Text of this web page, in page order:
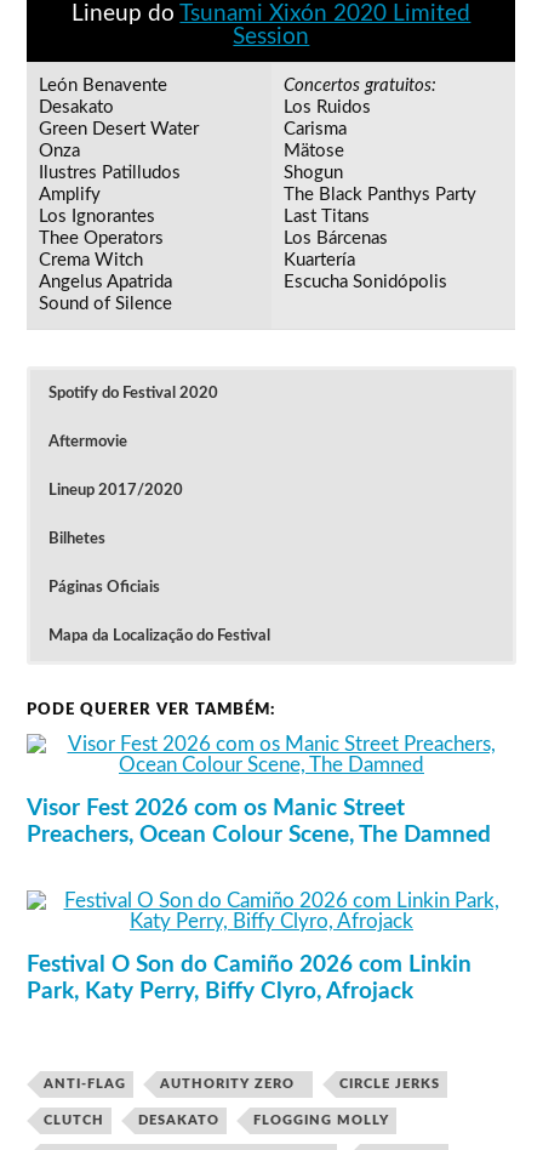
Lineup doTsunami Xixón 2020 Limited
Session
León Benavente
Desakato
Green Desert Water
Onza
Ilustres Patilludos
Amplify
Los Ignorantes
Thee Operators
Crema Witch
Angelus Apatrida
Sound of Silence
Concertos gratuitos:
Los Ruidos
Carisma
Mätose
Shogun
The Black Panthys Party
Last Titans
Los Bárcenas
Kuartería
Escucha Sonidópolis
Spotify do Festival 2020
Aftermovie
Lineup 2017/2020
Bilhetes
Páginas Oficiais
Mapa da Localização do Festival
(cancelado)
Sum 41
La Polla Records
Flogging Molly
Clutch
Refused
Anti-Flag
Desakato
Strike Anywhere
The Flatliners
Zea Mays
Los Nastys
Liher
Parquesvr
Medalla
Syberia
Ilustres Patilludos
Calivvla
Turbofuckers
Me Fritos and the Gimme
Cheetos
Serpent
The Rotten Teens
Los Bárcenas
Kuartería
The Offspring
Kaiser Chiefs
Adrenalized
Agoraphobia
1ª fase.
Custam 85 euros na 5ª fase.
PODE QUERER VER TAMBÉM:
Visor Fest 2026 com os Manic Street
Preachers, Ocean Colour Scene, The Damned
Festival O Son do Camiño 2026 com Linkin
Park, Katy Perry, Biffy Clyro, Afrojack
ANTI-FLAG AUTHORITY ZERO⠀ CIRCLE JERKS
CLUTCH DESAKATO FLOGGING MOLLY